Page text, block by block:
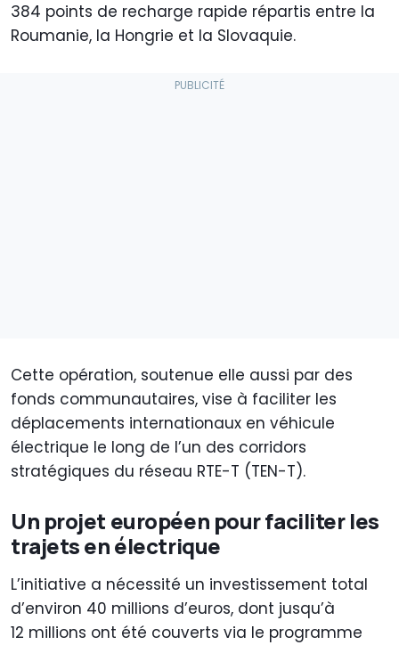
384 points de recharge rapide répartis entre la
Roumanie, la Hongrie et la Slovaquie.
Cette opération, soutenue elle aussi par des
fonds communautaires, vise à faciliter les
déplacements internationaux en véhicule
électrique le long de l’un des corridors
stratégiques du réseau RTE-T (TEN-T).
Un projet européen pour faciliter les
trajets en électrique
L’initiative a nécessité un investissement total
d’environ 40 millions d’euros, dont jusqu’à
12 millions ont été couverts via le programme